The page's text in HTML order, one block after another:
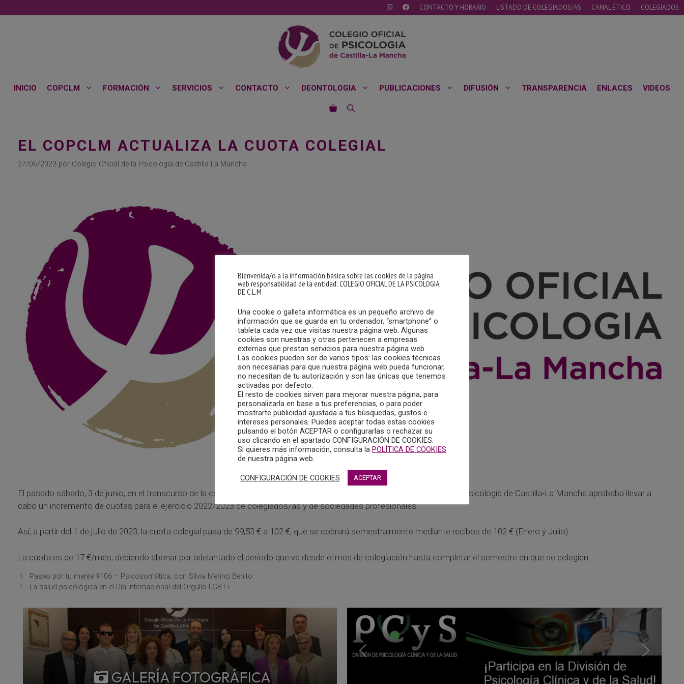
al
CONTACTO Y HORARIO LISTADO DE COLEGIADOS/AS CANAL ÉTICO COLEGIADOS
INICIO COPCLM FORMACIÓN SERVICIOS CONTACTO DEONTOLOGIA PUBLICACIONES DIFUSIÓN TRANSPARENCIA ENLACES VIDEOS
EL COPCLM ACTUALIZA LA CUOTA COLEGIAL
27/06/2023 por Colegio Oficial de la Psicología de Castilla-La Mancha
El pasado sábado, 3 de junio, en el transcurso de la celebración de su Asamblea General Ordinaria, el Colegio Oficial de la Psicología de Castilla-La Mancha aprobaba llevar a
cabo un incremento de cuotas para el ejercicio 2022/2023 de colegiados/as y de sociedades profesionales.
Así, a partir del 1 de julio de 2023, la cuota colegial pasa de 99,53 € a 102 €, que se cobrará semestralmente mediante recibos de 102 € (Enero y Julio).
La cuota es de 17 €/mes, debiendo abonar por adelantado el período que va desde el mes de colegiación hasta completar el semestre en que se colegien.
Paseo por tu mente #106 – Psicosomática, con Silvia Merino Benito
La salud psicológica en el Día Internacional del Orgullo LGBT+
GALERÍA FOTOGRÁFICA
Bienvenida/o a la información básica sobre las cookies de la página
web responsabilidad de la entidad: COLEGIO OFICIAL DE LA PSICOLOGIA
DE C.L.M
Una cookie o galleta informática es un pequeño archivo de
información que se guarda en tu ordenador, “smartphone” o
tableta cada vez que visitas nuestra página web. Algunas
cookies son nuestras y otras pertenecen a empresas
externas que prestan servicios para nuestra página web.
Las cookies pueden ser de varios tipos: las cookies técnicas
son necesarias para que nuestra página web pueda funcionar,
no necesitan de tu autorización y son las únicas que tenemos
activadas por defecto.
El resto de cookies sirven para mejorar nuestra página, para
personalizarla en base a tus preferencias, o para poder
mostrarte publicidad ajustada a tus búsquedas, gustos e
intereses personales. Puedes aceptar todas estas cookies
pulsando el botón ACEPTAR o configurarlas o rechazar su
uso clicando en el apartado CONFIGURACIÓN DE COOKIES.
Si quieres más información, consulta la POLÍTICA DE COOKIES
de nuestra página web.
CONFIGURACIÓN DE COOKIES ACEPTAR